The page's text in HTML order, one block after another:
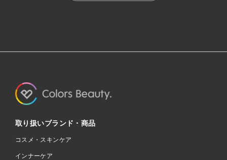
取り扱いブランド・商品
コスメ・スキンケア
インナーケア